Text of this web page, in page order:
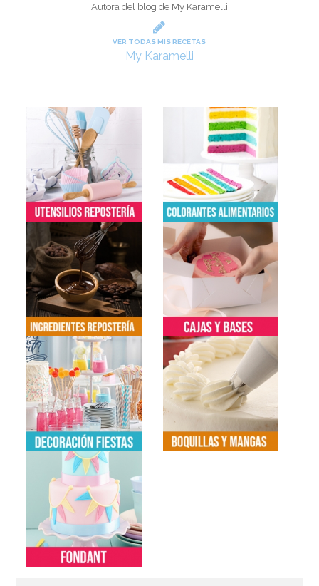
Autora del blog de My Karamelli
VER TODAS MIS RECETAS
My Karamelli